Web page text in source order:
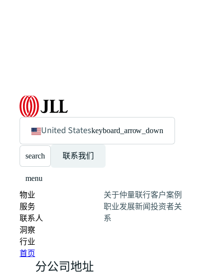
United Stateskeyboard_arrow_down
search 联系我们
menu
物业
服务
联系人
洞察
行业
关于仲量联行客户案例
职业发展新闻投资者关
系
首页
分公司地址